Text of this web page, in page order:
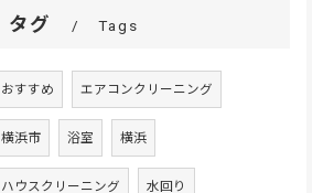
タグ Tags
おすすめ エアコンクリーニング
横浜市 浴室 横浜
ハウスクリーニング 水回り